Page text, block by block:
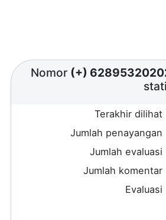
Nomor (+)
Terakhir dilihat
Jumlah penayangan
Jumlah evaluasi
Jumlah komentar
Evaluasi